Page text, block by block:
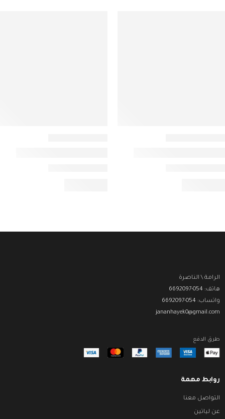
الرامة \ الناصرة
هاتف: 054-6692097
واتساب: 054-6692097
jananhayek0@gmail.com
طرق الدفع
روابط مهمة
التواصل معنا
عن لياتين